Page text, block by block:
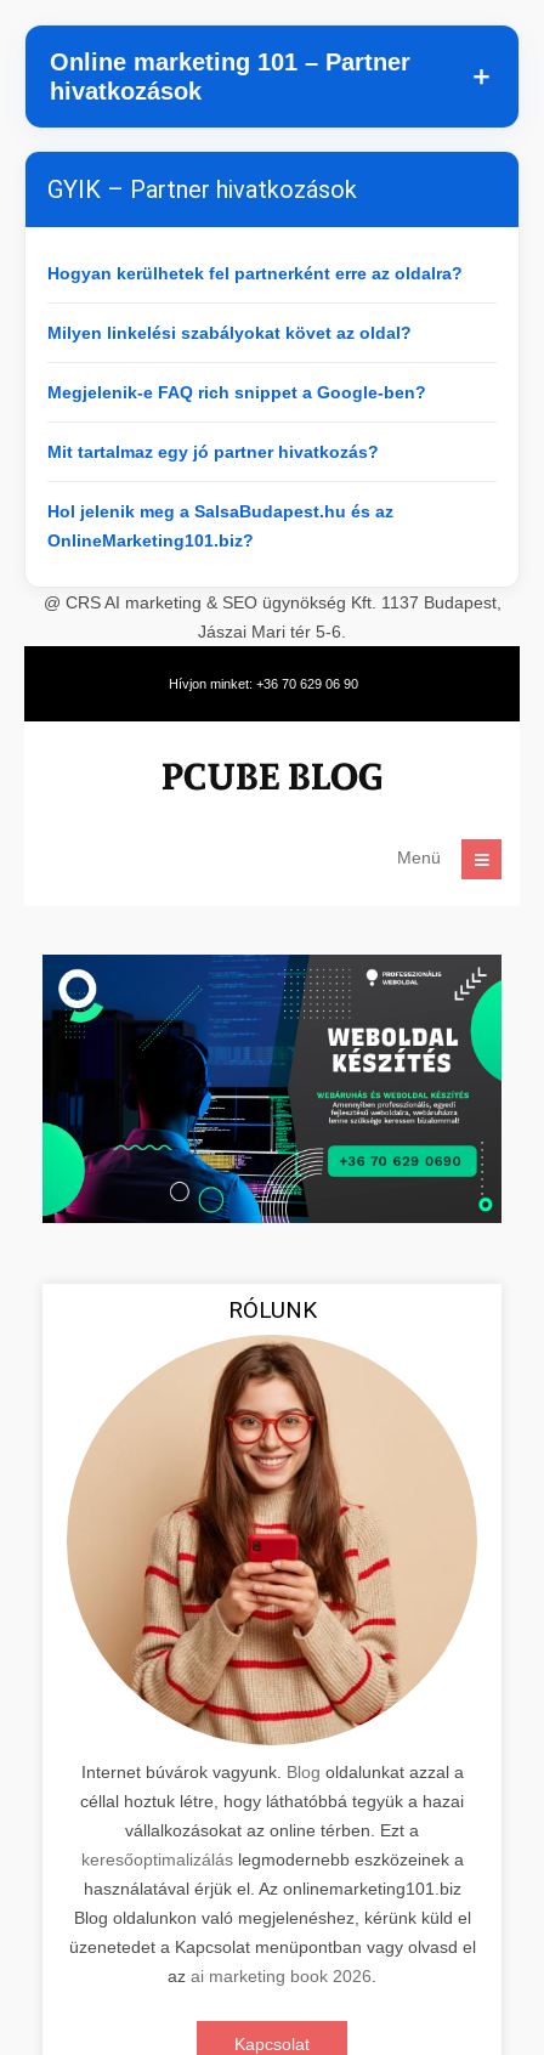
Online marketing 101 – Partner
hivatkozások
＋
GYIK – Partner hivatkozások
Hogyan kerülhetek fel partnerként erre az oldalra?
Milyen linkelési szabályokat követ az oldal?
Megjelenik-e FAQ rich snippet a Google-ben?
Mit tartalmaz egy jó partner hivatkozás?
Hol jelenik meg a SalsaBudapest.hu és az
OnlineMarketing101.biz?
@ CRS AI marketing & SEO ügynökség Kft. 1137 Budapest,
Jászai Mari tér 5-6.
Hívjon minket: +36 70 629 06 90
Menü
RÓLUNK
Internet búvárok vagyunk. Blog oldalunkat azzal a
céllal hoztuk létre, hogy láthatóbbá tegyük a hazai
vállalkozásokat az online térben. Ezt a
keresőoptimalizáláslegmodernebb eszközeinek a
használatával érjük el. Az onlinemarketing101.biz
Blog oldalunkon való megjelenéshez, kérünk küld el
üzenetedet a Kapcsolat menüpontban vagy olvasd el
az ai marketing book 2026
Kapcsolat